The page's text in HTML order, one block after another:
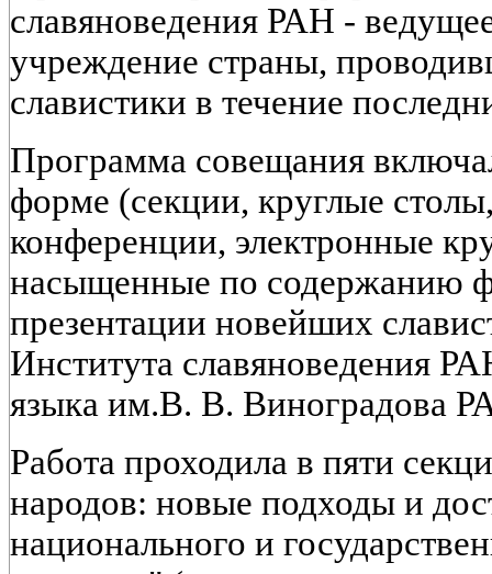
славяноведения РАН -
учреждение страны,
славистики в течение
Программа совещания
форме (секции, круглые
конференции, электронные
насыщенные по содержанию
презентации новейших
Института славяноведения
языка им.В. В. Виноградова
Работа проходила в пяти
народов: новые подходы и
национального и